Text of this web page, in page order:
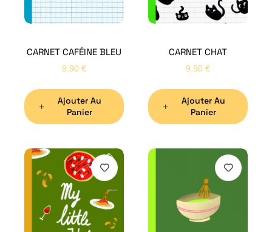
CARNET CAFÉINE BLEU
9,90 €
Ajouter Au
Panier
CARNET CHAT
9,90 €
Ajouter Au
Panier